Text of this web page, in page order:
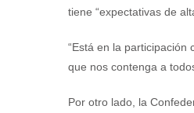
tiene “expectativas de
“Está en la
que nos contenga a
Por otro lado, la